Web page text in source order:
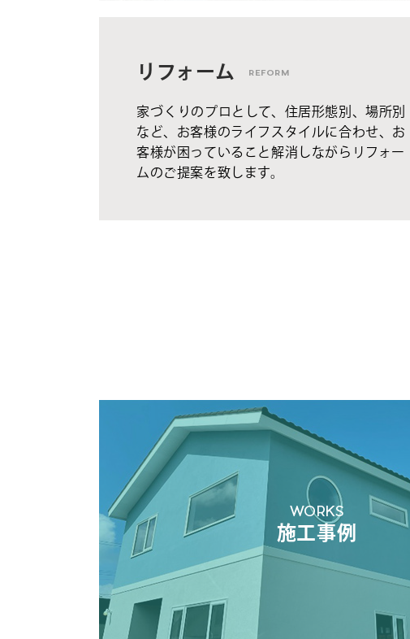
リフォーム REFORM
家づくりのプロとして、住居形態別、場所別
など、お客様のライフスタイルに合わせ、お
客様が困っていること解消しながらリフォー
ムのご提案を致します。
WORKS
施工事例